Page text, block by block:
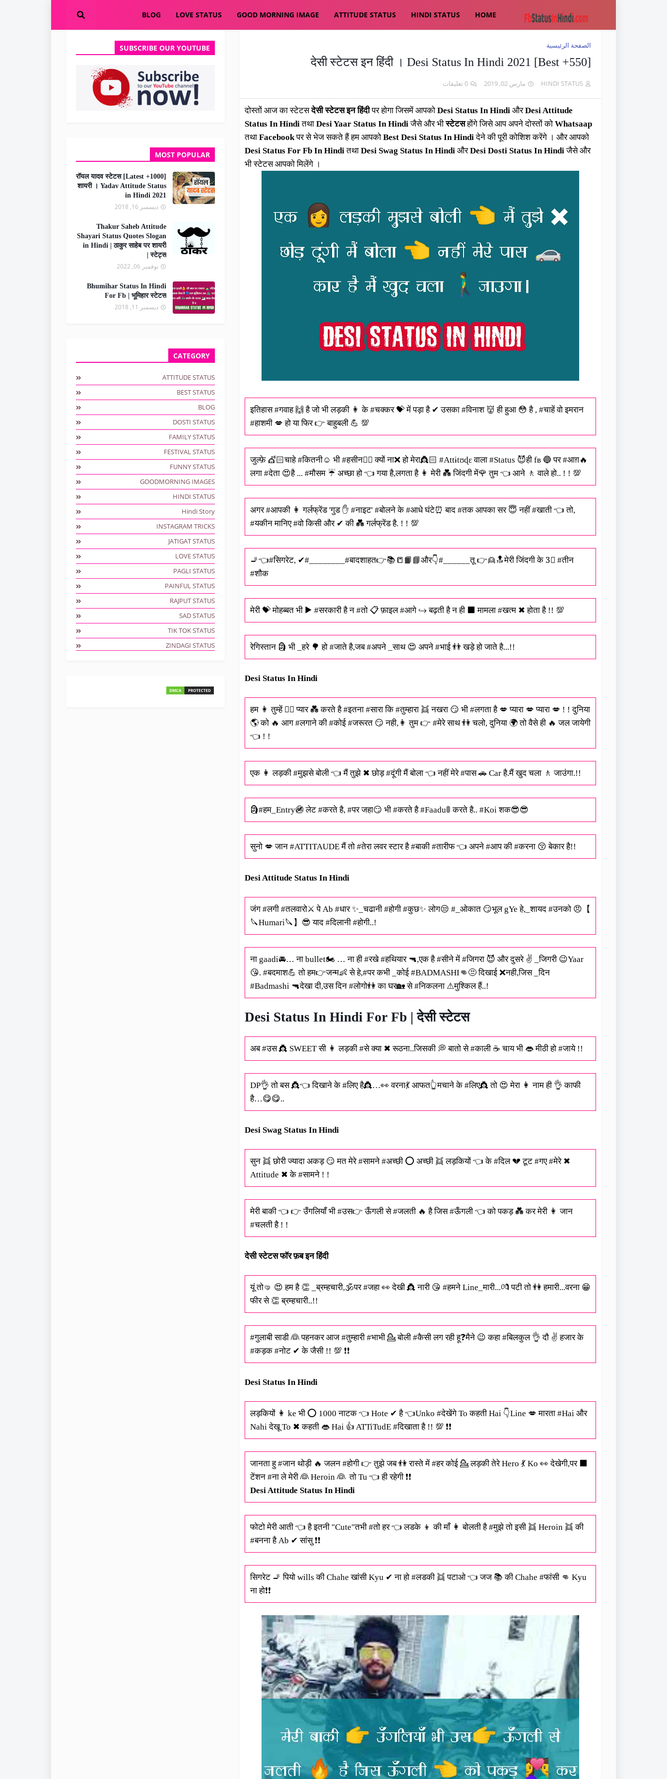
HOME
HINDI STATUS
ATTITUDE STATUS
GOOD MORNING IMAGE
LOVE STATUS
BLOG
الصفحة الرئيسية
[550+ Best] देसी स्टेटस इन हिंदी । Desi Status In Hindi 2021
HINDI STATUS مارس 02, 2019 0 تعليقات
दोस्तों आज का स्टेटसदेसी स्टेटस इन हिंदीपर होगा जिसमें आपको Desi Status In Hindi औरDesi Attitude
Status In Hindiतथा Desi Yaar Status In Hindiजैसे और भीस्टेटसहोंगे जिसे आप अपने दोस्तों को Whatsaap
तथा Facebookपर से भेज सकते हैं हम आपको Best Desi Status In Hindiदेने की पूरी कोशिश करेंगे । और आपको
Desi Status For Fb In Hindiतथा Desi Swag Status In Hindi औरDesi Dosti Status In Hindiजैसे और
भी स्टेटस आपको मिलेंगे ।
इतिहास #गवाह 🙌 है जो भी लड़की 👩 के #चक्कर 💝 में पड़ा है ✔ उसका #विनाश 👹 ही हुआ 😳 है , #चाहें वो इमरान
#हाशमी 💋 हो या फिर 👉 बाहुबली 💪 💯
जुल्फ़े 💇🏻चाहे #कितनी☺ भी #हसीन👌🏽 क्यों ना❌ हो मेरा👸🏻 #Attɨtʊɖɛ वाला #Status 😈ही fв 🔵 पर #आग़🔥
लगा #देता 😍है ... #मौसम ☔ अच्छा हो 👈 गया है,लगता है 👩 मेरी 💑 जिंदगी में🌹 तुम 👈 आने 🚶 वाले हो.. ! ! 💯
अगर #आपकी 👩 गर्लफ्रेंड 'गुड ✋ #नाइट' #बोलने के #आधे घंटे⏰ बाद #तक आपका सर 😇 नहीं #खाती 👈 तो,
#यकीन मानिए #वो किसी और ✔ की 💑 गर्लफ्रेंड है. ! ! 💯
🚬👈#सिगरेट, ✔#________#बादशाहत👉📚📒📙📘और👇#______तू 👉👱🔝मेरी जिंदगी के 3⃣ #तीन
#शौक
मेरी 💝 मोहब्बत भी ▶ #सरकारी है न #तो 📋 फ़ाइल #आगे ↪ बढ़ती है न ही ⬛ मामला #खत्म ✖ होता है !! 💯
रेगिस्तान 🗿 भी _हरे 🌳 हो #जाते है,जब #अपने _साथ 😍 अपने #भाई 👬 खड़े हो जाते है...!!
Desi Status In Hindi
हम 👩 तुम्हें 👱‍♀ प्यार 💑 करते है #इतना #सारा कि #तुम्हारा 👯 नखरा 😏 भी #लगता है 💋 प्यारा 💋 प्यारा 💋 ! ! दुनिया
🌎 को 🔥 आग #लगाने की #कोई #जरूरत 😏 नही,👩 तुम 👉 #मेरे साथ 👫 चलो, दुनिया 🌍 तो वैसे ही 🔥 जल जायेगी
👈 ! !
एक 👩 लड़की #मुझसे बोली 👈 मैं तुझे ✖ छोड़ #दूंगी मैं बोला 👈 नहीं मेरे #पास 🚗 Car है.मैं खुद चला 🚶 जाउंगा.!!
🗿#हम_Entry🚳 लेट #करते है, #पर जहा😏 भी #करते है #Faadu🚦 करते है.. #Koi शक😎😎
सुनो 💋 जान #ATTITAUDE मैं तो #तेरा लवर स्टार है #बाकी #तारीफ 👈 अपने #आप की #करना 😚 बेकार है!!
Desi Attitude Status In Hindi
जंग #लगी #तलवारो⚔ पे Ab #धार ✨_चढानी #होगी #कुछ✨ लोग😒 #_ओकात 😏भूल gYe हे,_शायद #उनको 😠【
🔪Humari🔪】😎 याद #दिलानी #होगी..!
ना gaadi🚘… ना bullet🏍 … ना ही #रखे #हथियार 🔫,एक है #सीने में #जिगरा 😈 और दुसरे ✌ _जिगरी 😉Yaar
😘. #बदमाश💪 तो हम👉जन्म👶 से हे,#पर कभी _कोई #BADMASHI👊😒 दिखाई ❌नही,जिस _दिन
#Badmashi 🔫देखा दी,उस दिन #लोगो👫 का घर🏡 से #निकलना ⚠मुश्किल हैं..!
Desi Status In Hindi For Fb | देसी स्टेटस
अब #उस 👸 SWEET‬ सी 👩 लड़की #से क्या ✖ रूठना..जिसकी 💭 बातो से #काली ☕ चाय भी 👄 मीठी हो #जाये !!
DP👌 तो बस 👸👈 दिखाने के #लिए है👸…👀 वरना💃 आफत👆मचाने के #लिए👸 तो 😍 मेरा 👩 नाम ही 👌 काफी
है…😋😋..
Desi Swag Status In Hindi
सुन 👯 छोरी ज्यादा अकड़ 😏 मत मेरे #सामने #अच्छी ⭕ अच्छी 👯 लड़कियों 👈 के #दिल 💔 टूट #गए #मेरे ✖
Attitude ✖ के #सामने ! !
मेरी बाकी 👈 👉 उँगलियाँ भी #उस👉 ऊँगली से #जलती 🔥 है जिस #ऊँगली 👈 को पकड़ 💑 कर मेरी 👩 जान
#चलती है ! !
देसी स्टेटस फॉर फ़ब इन हिंदी
यूं तो🤜 😍 हम है 👏 _ब्रम्हचारी,🕉पर #जहा 👀 देखी 👸 नारी 😘 #हमने Line_मारी...💏 पटी तो 👫 हमारी...वरना 😁
फीर से 👏 ब्रम्हचारी..!!
#गुलाबी साडी 👰 पहनकर आज #तुम्हारी #भाभी 💁 बोली #कैसी लग रही हू❓मैने 😉 कहा #बिलकुल 👌 दौ ✌ हजार के
#कड़क #नोट ✔ के जैसी !! 💯 ❗❗
Desi Status In Hindi
लड़कियों 👩 ke भी ⭕ 1000 नाटक 👈 Hote ✔ है 👈Unko #देखेंगे To कहती Hai 👇Line 💋 मारता #Hai और
Nahi देखू To ✖ कहती 👄 Hai 👍 ATTiTudE #दिखाता है !! 💯 ❗❗
जानता हु #जान थोड़ी 🔥 जलन #होगी 👉 तुझे जब 👫 रास्ते में #हर कोई 💁 लड़की तेरे Hero 💃 Ko‬ 👀 देखेगी,पर ⬛
टेंशन #ना ले मेरी 👰 Heroin 👰 ‬ तो Tu ‬👈 ही रहेगी ❗❗
Desi Attitude Status In Hindi
फोटो मेरी आती 👈 है इतनी "Cute"तभी #तो हर 👈 लडके 👦 की माँ 👩 बोलती है #मुझे तो इसी 👯 Heroin 👯 की
#बनना है Ab ✔ सांसु ❗❗
सिगरेट 🚬 पियो wills की Chahe खांसी Kyu ✔ ना हो #लडकी 👯 पटाओ 👈 जज 📚 की Chahe #फांसी 👊 Kyu
ना हो❗❗
SUBSCRIBE OUR YOUTUBE
MOST POPULAR
[1000+ Latest] रॉयल यादव स्टेटस
शायरी । Yadav Attitude Status
in Hindi 2021
ديسمبر 16, 2018
Thakur Saheb Attitude
Shayari Status Quotes Slogan
in Hindi | ठाकुर साहेब पर शायरी
स्टेट्स |
نوفمبر 06, 2022
Bhumihar Status In Hindi
For Fb | भूमिहार स्टेटस
ديسمبر 11, 2018
CATEGORY
ATTITUDE STATUS
BEST STATUS
BLOG
DOSTI STATUS
FAMILY STATUS
FESTIVAL STATUS
FUNNY STATUS
GOODMORNING IMAGES
HINDI STATUS
Hindi Story
INSTAGRAM TRICKS
JATIGAT STATUS
LOVE STATUS
PAGLI STATUS
PAINFUL STATUS
RAJPUT STATUS
SAD STATUS
TIK TOK STATUS
ZINDAGI STATUS